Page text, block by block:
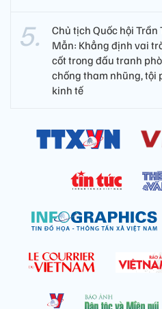
Chủ tịch Quốc hội Trần
Mẫn: Khẳng định vai
cốt trong đấu tranh
chống tham nhũng, tội
kinh tế